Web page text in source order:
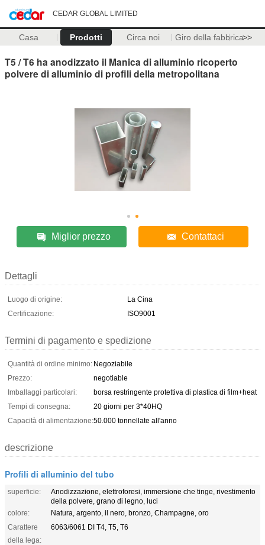
CEDAR GLOBAL LIMITED
Casa Prodotti Circa noi Giro della fabbrica>>
T5 / T6 ha anodizzato il Manica di alluminio ricoperto
polvere di alluminio di profili della metropolitana
Miglior prezzo Contattaci
Dettagli
Luogo di origine:
La Cina
Certificazione:
ISO9001
Termini di pagamento e spedizione
Quantità di ordine minimo: Negoziabile
Prezzo:
negotiable
Imballaggi particolari:
borsa restringente protettiva di plastica di film+heat
Tempi di consegna:
20 giorni per 3*40HQ
Capacità di alimentazione:50.000 tonnellate all'anno
descrizione
Profili di alluminio del tubo
superficie:
Anodizzazione, elettroforesi, immersione che tinge, rivestimento
della polvere, grano di legno, luci
colore:
Natura, argento, il nero, bronzo, Champagne, oro
Carattere
della lega:
6063/6061 DI T4, T5, T6